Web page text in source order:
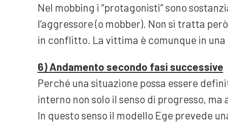
Nel mobbing i “protagonisti” sono
l’aggressore (o mobber). Non si tratta
in conflitto. La vittima è comunque in
6) Andamento secondo fasi successive
Perché una situazione possa essere
interno non solo il senso di progresso,
In questo senso il modello Ege prevede